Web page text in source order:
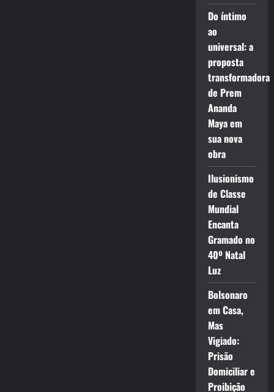
Do íntimo
ao
universal: a
proposta
transformadora
de Prem
Ananda
Maya em
sua nova
obra
Ilusionismo
de Classe
Mundial
Encanta
Gramado no
40º Natal
Luz
Bolsonaro
em Casa,
Mas
Vigiado:
Prisão
Domiciliar e
Proibição